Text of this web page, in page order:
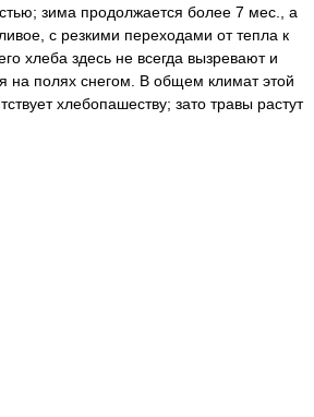
зима продолжается более 7 мес., а
с резкими переходами от тепла к
хлеба здесь не всегда вызревают и
на полях снегом. В общем климат этой
хлебопашеству; зато травы растут